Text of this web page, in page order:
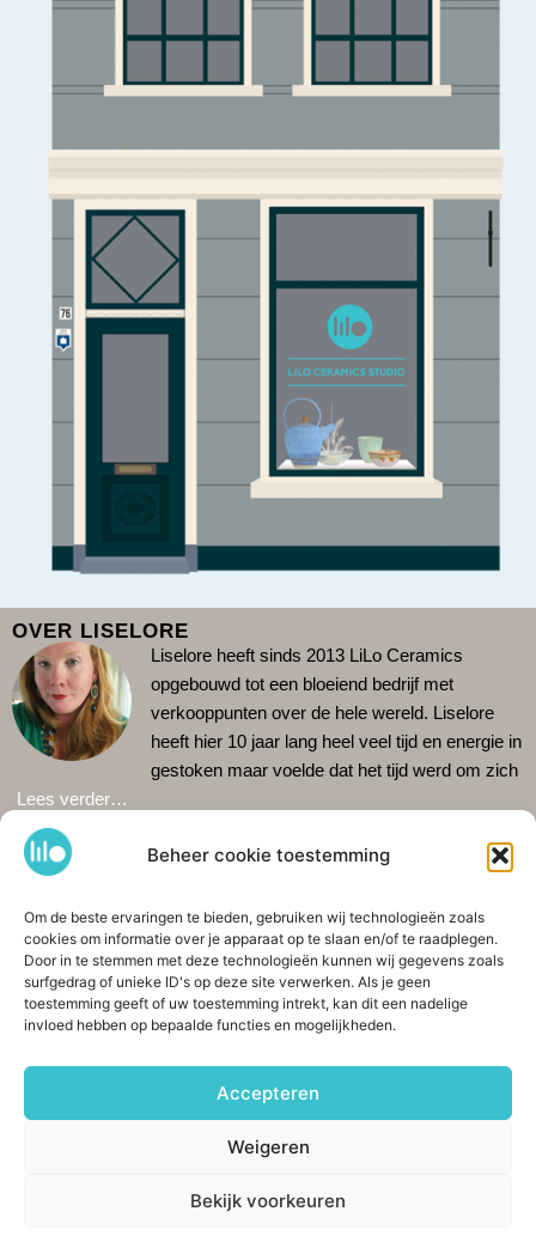
Beheer cookie toestemming
Om de beste ervaringen te bieden, gebruiken wij technologieën zoals
cookies om informatie over je apparaat op te slaan en/of te raadplegen.
Door in te stemmen met deze technologieën kunnen wij gegevens zoals
surfgedrag of unieke ID's op deze site verwerken. Als je geen
toestemming geeft of uw toestemming intrekt, kan dit een nadelige
invloed hebben op bepaalde functies en mogelijkheden.
Accepteren
Weigeren
Bekijk voorkeuren
OVER LISELORE
Liselore heeft sinds 2013 LiLo Ceramics
opgebouwd tot een bloeiend bedrijf met
verkooppunten over de hele wereld. Liselore
heeft hier 10 jaar lang heel veel tijd en energie in
gestoken maar voelde dat het tijd werd om zich
Lees verder…
LILO CERAMIC STUDIO
Lilo Ceramics is gevestigd in de oude ambachtsbuurt van
hoe ik aan het werk ben in de studio erachter. Omdat ik alleen
werk is het verstandig de actuele openingstijden te checken op
Google.Het is ook mogelijk omshopte bestellen. Ik verzend
wereldwijd. Tot snel!
Spaarnwouderstraat 76, 2011AE Haarlem